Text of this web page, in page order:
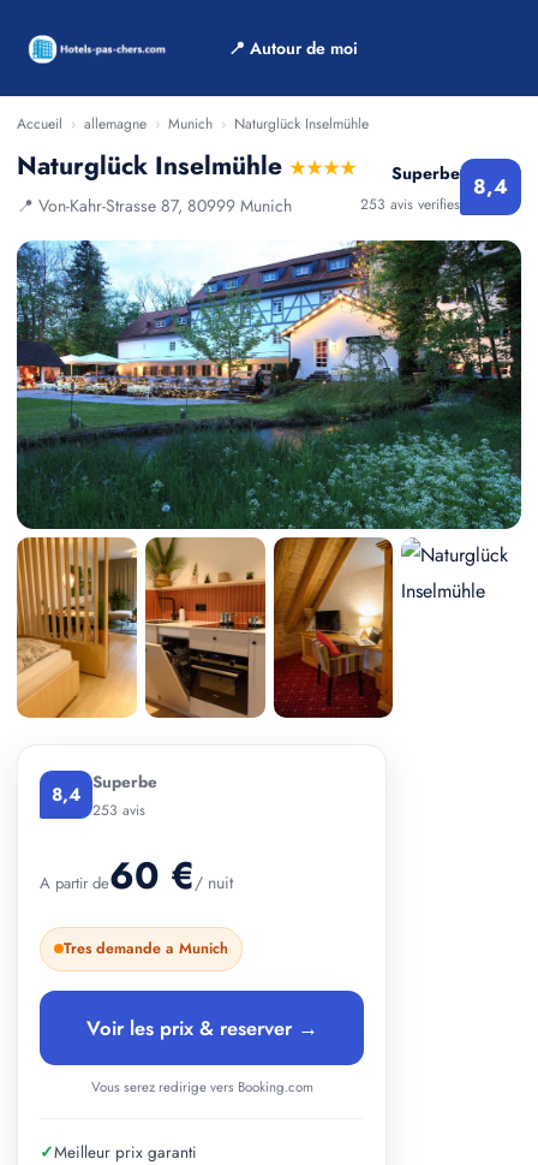
📍 Autour de moi
Accueil › allemagne › Munich › Naturglück Inselmühle
Naturglück Inselmühle ★★★★
📍 Von-Kahr-Strasse 87, 80999 Munich
Superbe
253 avis verifies
8,4
8,4 Superbe
253 avis
A partir de60 €/ nuit
Tres demande a Munich
Voir les prix & reserver →
Vous serez redirige vers Booking.com
✓Meilleur prix garanti